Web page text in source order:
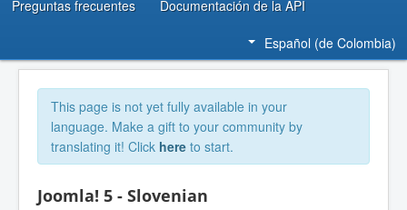
Preguntas frecuentes Documentación de la API
Español (de Colombia)
This page is not yet fully available in your
language. Make a gift to your community by
translating it! Click here to start.
Joomla! 5 - Slovenian